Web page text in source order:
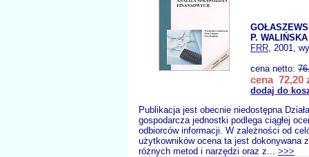
P.
FRR, 2001,
cena netto:
cena 72,20
dodaj do
Publikacja jest obecnie niedostępna
gospodarcza jednostki podlega ciągłej
odbiorców informacji. W zależności od
użytkowników ocena ta jest dokonywana
różnych metod i narzędzi oraz z... >>>